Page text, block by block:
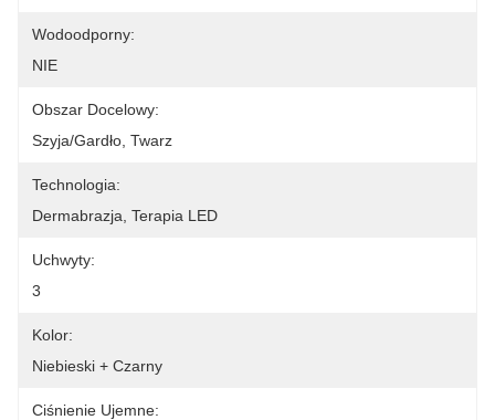
Wodoodporny:
NIE
Obszar Docelowy:
Szyja/gardło, Twarz
Technologia:
Dermabrazja, Terapia LED
Uchwyty:
3
Kolor:
Niebieski + Czarny
Ciśnienie Ujemne: